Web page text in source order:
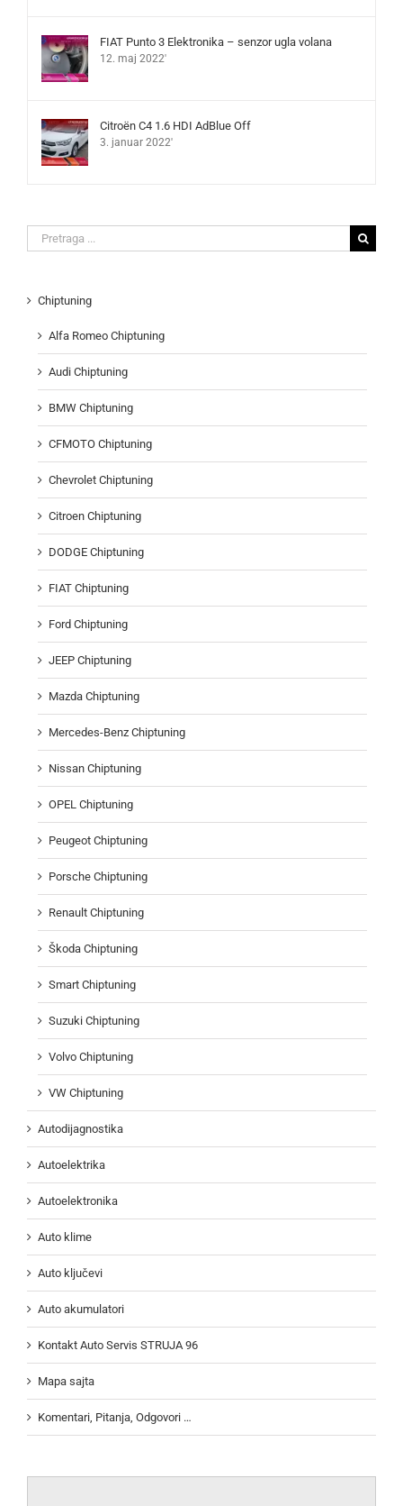
FIAT Punto 3 Elektronika – senzor ugla volana
12. maj 2022'
Citroën C4 1.6 HDI AdBlue Off
3. januar 2022'
Search
for:
Chiptuning
Alfa Romeo Chiptuning
Audi Chiptuning
BMW Chiptuning
CFMOTO Chiptuning
Chevrolet Chiptuning
Citroen Chiptuning
DODGE Chiptuning
FIAT Chiptuning
Ford Chiptuning
JEEP Chiptuning
Mazda Chiptuning
Mercedes-Benz Chiptuning
Nissan Chiptuning
OPEL Chiptuning
Peugeot Chiptuning
Porsche Chiptuning
Renault Chiptuning
Škoda Chiptuning
Smart Chiptuning
Suzuki Chiptuning
Volvo Chiptuning
VW Chiptuning
Autodijagnostika
Autoelektrika
Autoelektronika
Auto klime
Auto ključevi
Auto akumulatori
Kontakt Auto Servis STRUJA 96
Mapa sajta
Komentari, Pitanja, Odgovori …